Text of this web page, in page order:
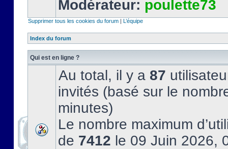
Modérateur: poulette73
Supprimer tous les cookies du forum | L’équipe
Index du forum
Qui est en ligne ?
Au total, il y a 87
invités (basé sur le
minutes)
Le nombre maximum
de 7412 le 09 Juin 2026,